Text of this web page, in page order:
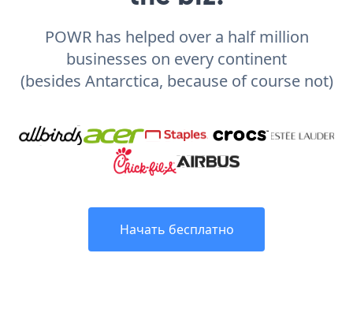
POWR has helped over a half million
businesses on every continent
(besides Antarctica, because of course not)
Начать бесплатно